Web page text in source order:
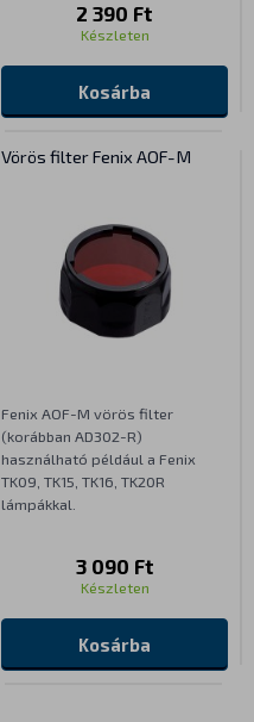
2 390 Ft
Készleten
Kosárba
Vörös filter Fenix AOF-M
Fenix AOF-M vörös filter
(korábban AD302-R)
használható például a Fenix
TK09, TK15, TK16, TK20R
lámpákkal.
3 090 Ft
Készleten
Kosárba